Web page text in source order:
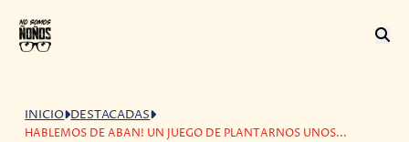
INICIO DESTACADAS
HABLEMOS DE ABAN! UN JUEGO DE PLANTARNOS UNOS...